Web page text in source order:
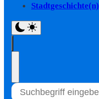
Stadtgeschichte(n)